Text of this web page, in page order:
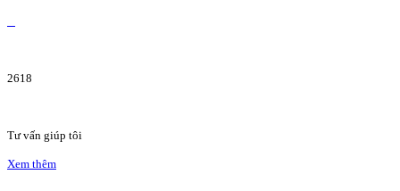
2618
Tư vấn giúp tôi
Xem thêm